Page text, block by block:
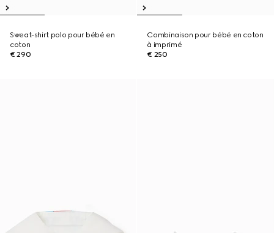
Sweat-shirt polo pour bébé en
coton
€ 290
Combinaison pour bébé en coton
à imprimé
€ 250